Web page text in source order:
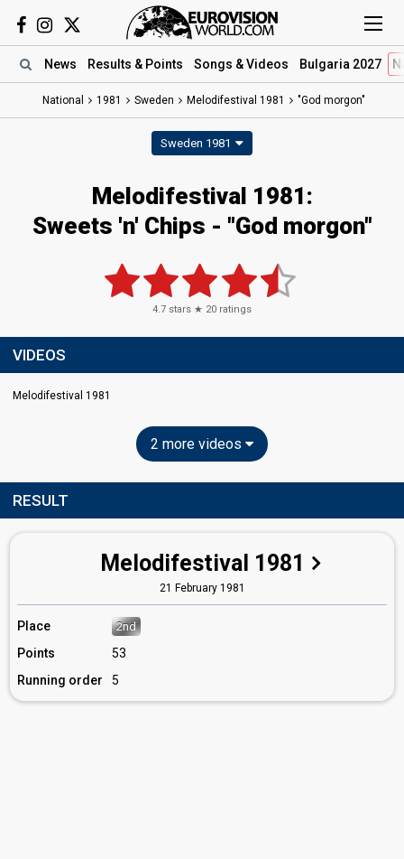
News Results & Points Songs & Videos Bulgaria 2027
National 1981 Sweden Melodifestival 1981 "God morgon"
Sweden 1981
Melodifestival 1981:
Sweets 'n' Chips - "God morgon"
4.7 stars ★ 20 ratings
VIDEOS
Melodifestival 1981
2 more videos
RESULT
Melodifestival 1981
21 February 1981
Place 2nd
Points
53
Running order
5